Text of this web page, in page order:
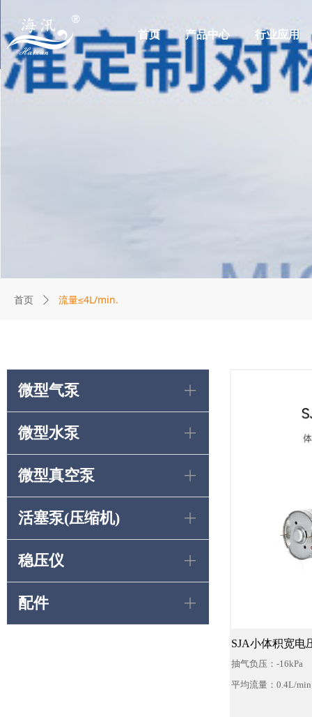
首页 产品中心 行业应用
SJA小体积宽电
抽气负压：-16kPa
平均流量：0.4L/min
微型气泵 ꄶ
微型水泵 ꄶ
微型真空泵 ꄶ
活塞泵(压缩机) ꄶ
稳压仪 ꄶ
配件 ꄶ
首页 ꄲ 流量≤4L/min.